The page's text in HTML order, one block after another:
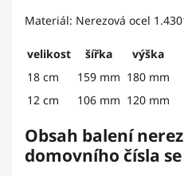
Materiál: Nerezová ocel
velikost šířka
výška
18 cm
159 mm 180 mm
12 cm
106 mm 120 mm
Obsah balení
domovního čísla